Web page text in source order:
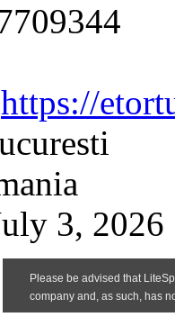
https://
3, 2026